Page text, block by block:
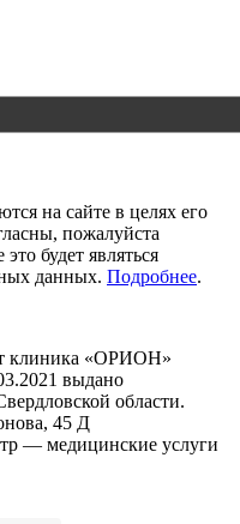
на сайте в целях его
пожалуйста
будет являться
данных. Подробнее.
клиника «ОРИОН»
выдано
области.
45 Д
— медицинские услуги